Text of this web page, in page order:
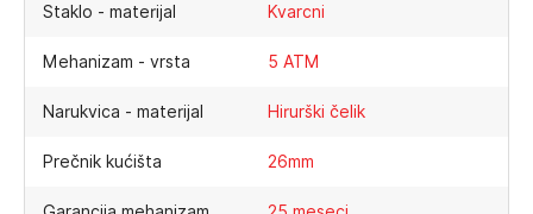
Staklo - materijal Kvarcni
Mehanizam - vrsta 5 ATM
Narukvica - materijal Hirurški čelik
Prečnik kućišta 26mm